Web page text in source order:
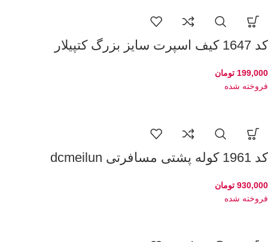
کد 1647 کیف اسپرت سایز بزرگ کتپیلار
199,000 تومان
فروخته شده
کد 1961 کوله پشتی مسافرتی dcmeilun
930,000 تومان
فروخته شده